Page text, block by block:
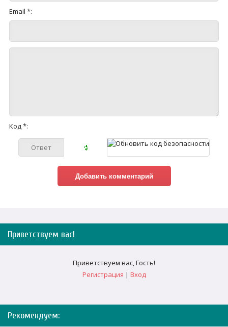
Email *:
Код *:
Приветствуем вас!
Приветствуем вас,Гость!
Регистрация | Вход
Рекомендуем: